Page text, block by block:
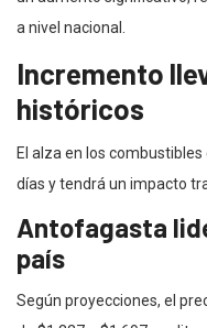
a nivel nacional.
Incremento
históricos
El alza en los
días y tendrá un impacto
Antofagasta
país
Según proyecciones, el